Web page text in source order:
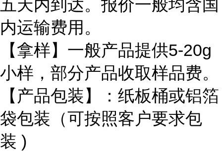
五天内到达。报价一般均含国
内运输费用。
【拿样】一般产品提供5-20g
小样，部分产品收取样品费。
【产品包装】：纸板桶或铝箔
袋包装（可按照客户要求包
装 )